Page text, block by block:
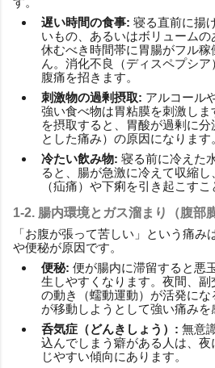
遅い時間の食事: 寝る直前に揚
いもの、あるいはボリューム
休むべき時間帯に胃腸がフル
ん。消化不良（ディスペプシ
腹痛を招きます。
刺激物の過剰摂取: アルコール
強い食べ物は胃粘膜を刺激し
を摂取すると、胃酸が過剰に
とした痛み）の原因になります
冷たい飲み物: 寝る前に冷えた
ると、腸が急激に冷えて収縮
（疝痛）や下痢を引き起こすこ
1-2. 腸内環境とガス溜まり（腹部
「お腹が張って苦しい」という痛み
や便秘が原因です。
便秘: 便が腸内に滞留すると悪
生しやすくなります。夜間、
の動き（蠕動運動）が活発に
が移動しようとして強い痛みを
呑気症（どんきしょう）: 無意
込んでしまう癖がある人は、
じやすい傾向にあります。